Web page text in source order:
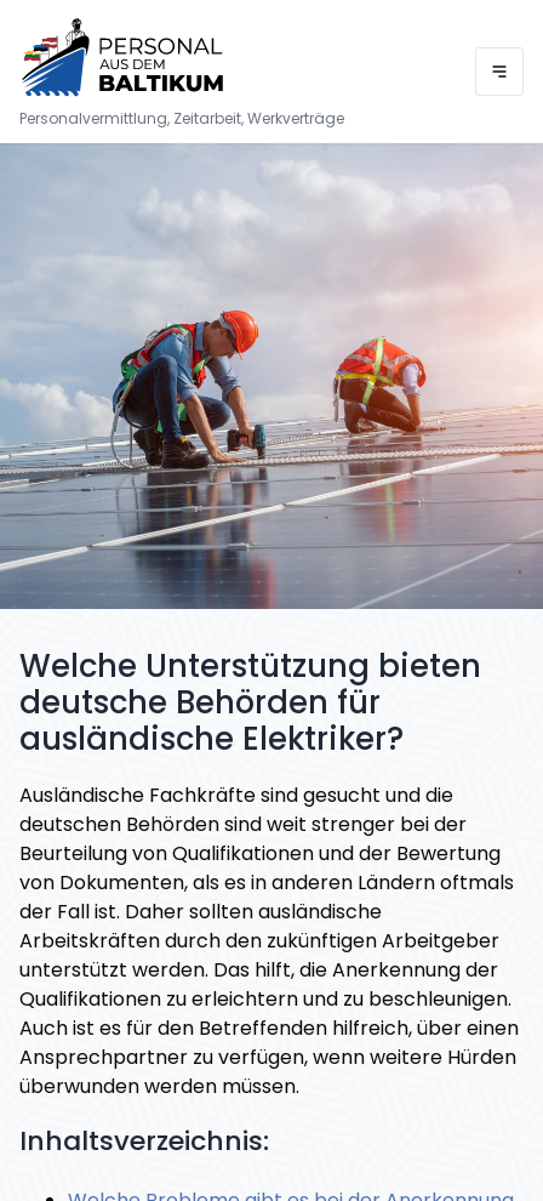
Personalvermittlung, Zeitarbeit, Werkverträge
Welche Unterstützung bieten
deutsche Behörden für
ausländische Elektriker?
Ausländische Fachkräfte sind gesucht und die
deutschen Behörden sind weit strenger bei der
Beurteilung von Qualifikationen und der Bewertung
von Dokumenten, als es in anderen Ländern oftmals
der Fall ist. Daher sollten ausländische
Arbeitskräften durch den zukünftigen Arbeitgeber
unterstützt werden. Das hilft, die Anerkennung der
Qualifikationen zu erleichtern und zu beschleunigen.
Auch ist es für den Betreffenden hilfreich, über einen
Ansprechpartner zu verfügen, wenn weitere Hürden
überwunden werden müssen.
Inhaltsverzeichnis: